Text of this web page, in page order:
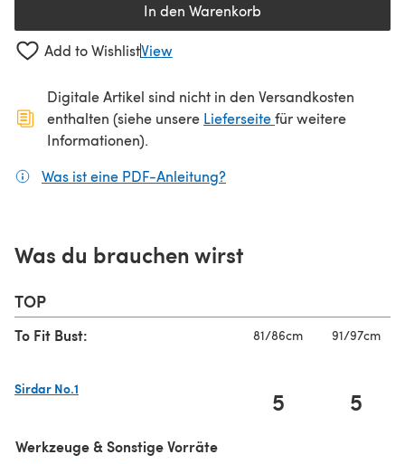
In den Warenkorb
Add to WishlistView
Digitale Artikel sind nicht in den Versandkosten
enthalten (siehe unsere Lieferseite(öffnet sich in
für weitere
Informationen).
Was ist eine PDF-Anleitung?
Was du brauchen wirst
TOP
To Fit Bust: 81/86cm 91/97cm
Sirdar No.1
5 5
Werkzeuge & Sonstige Vorräte